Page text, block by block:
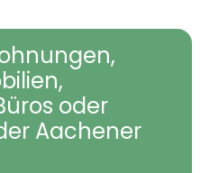
oder
Aachener